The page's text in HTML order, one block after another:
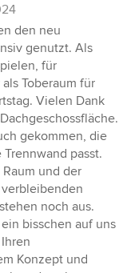
den neu
genutzt. Als
für
Toberaum für
Vielen Dank
gekommen, die
passt.
und der
noch aus.
bisschen auf uns
Konzept und